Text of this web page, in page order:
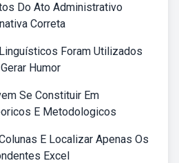
Do Ato Administrativo
Correta
Foram Utilizados
Humor
Se Constituir Em
E Metodologicos
E Localizar Apenas Os
Excel